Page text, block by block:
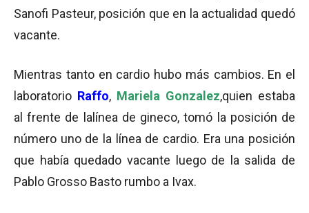
Sanofi Pasteur, posición que en la actualidad quedó
vacante.
Mientras tanto en cardio hubo más cambios. En el
laboratorio Raffo, Mariela Gonzalez,quien estaba
al frente de lalínea de gineco, tomó la posición de
número uno de la línea de cardio. Era una posición
que había quedado vacante luego de la salida de
Pablo Grosso Basto rumbo a Ivax.